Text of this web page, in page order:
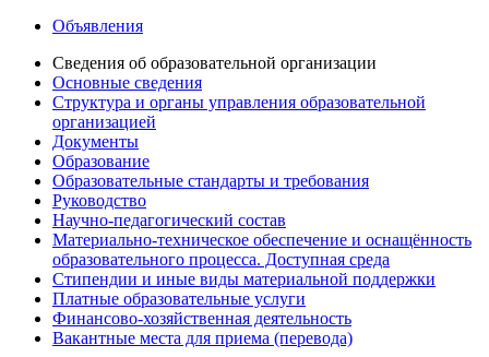
Объявления
Сведения об образовательной организации
Основные сведения
Структура и органы управления образовательной
организацией
Документы
Образование
Образовательные стандарты и требования
Руководство
Научно-педагогический состав
Материально-техническое обеспечение и оснащённость
образовательного процесса. Доступная среда
Стипендии и иные виды материальной поддержки
Платные образовательные услуги
Финансово-хозяйственная деятельность
Вакантные места для приема (перевода)